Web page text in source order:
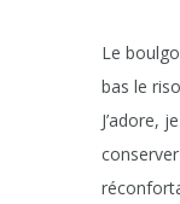
Le
bas le
J’adore,